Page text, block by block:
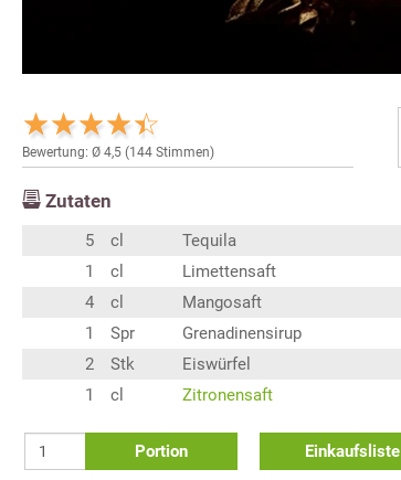
Bewertung: Ø 4,5 (144 Stimmen)
Zutaten
5 cl
Tequila
1
cl
Limettensaft
4
cl
Mangosaft
1
Spr
Grenadinensirup
2
Stk
Eiswürfel
1
cl Zitronensaft
Portion Einkaufsliste